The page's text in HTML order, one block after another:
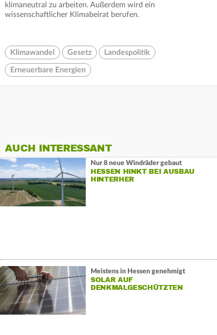
klimaneutral zu arbeiten. Außerdem wird ein
wissenschaftlicher Klimabeirat berufen.
Klimawandel Gesetz Landespolitik
Erneuerbare Energien
AUCH INTERESSANT
Nur 8 neue Windräder gebaut
HESSEN HINKT BEI AUSBAU
HINTERHER
Meistens in Hessen genehmigt
SOLAR AUF
DENKMALGESCHÜTZTEN